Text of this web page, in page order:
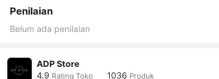
Penilaian
Belum ada penilaian
ADP Store
4.9 Rating Toko 1036 Produk